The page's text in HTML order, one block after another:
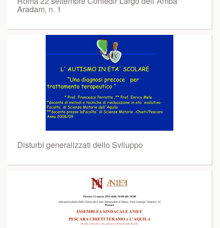
Aradam, n. 1
Disturbi generalizzati dello Sviluppo